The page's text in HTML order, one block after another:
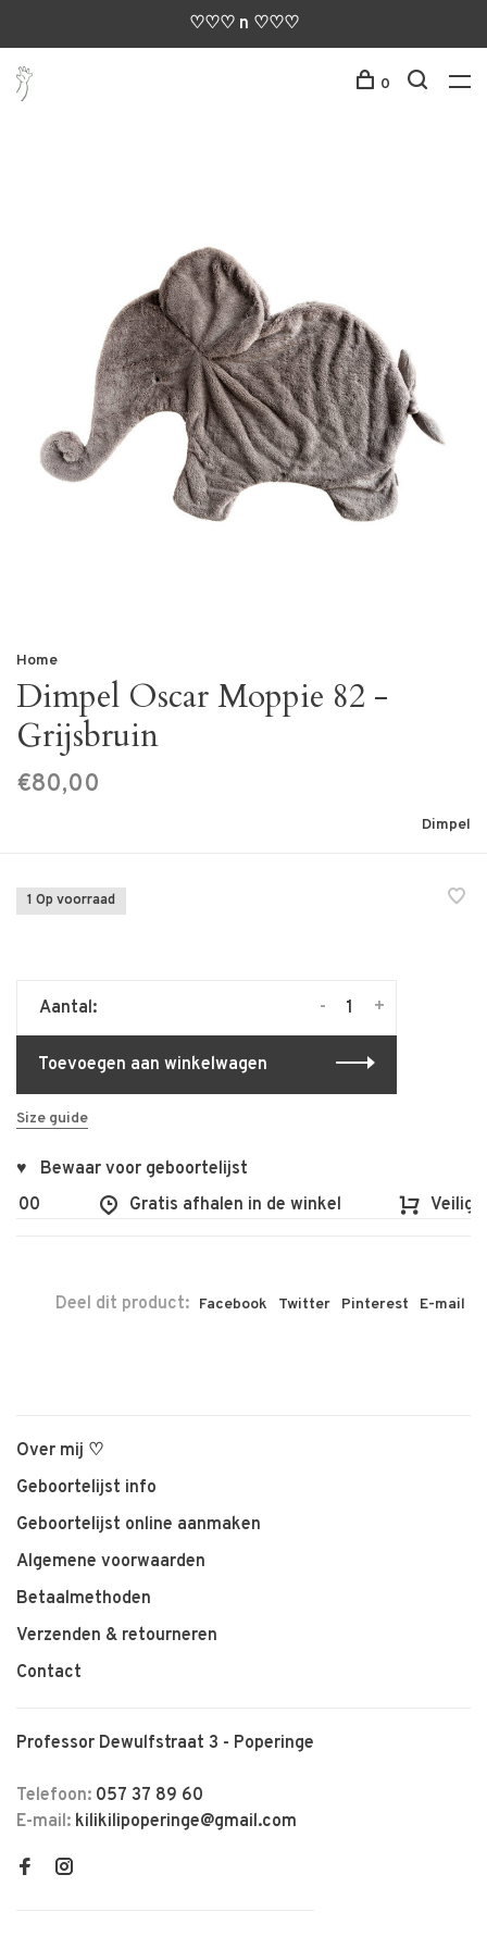
♡♡♡ n ♡♡♡
0
Home
Dimpel Oscar Moppie 82 -
Grijsbruin
€80,00
Dimpel
1 Op voorraad
Aantal: +
-
Toevoegen aan winkelwagen
Size guide
♥ Bewaar voor geboortelijst
Gratis afhalen in de winkel Veilig
Deel dit product: Facebook Twitter Pinterest E-mail
Over mij ♡
Geboortelijst info
Geboortelijst online aanmaken
Algemene voorwaarden
Betaalmethoden
Verzenden & retourneren
Contact
Professor Dewulfstraat 3 - Poperinge
Telefoon: 057 37 89 60
E-mail: kilikilipoperinge@gmail.com